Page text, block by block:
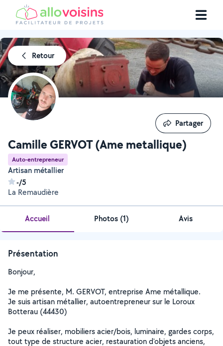
Retour
Camille GERVOT (Ame metallique)
Auto-entrepreneur
Artisan métallier
-/5
La Remaudière
Partager
Partager
Accueil Photos (1) Avis
Présentation
Bonjour,
Je me présente, M. GERVOT, entreprise Ame métallique.
Je suis artisan métallier, autoentrepreneur sur le Loroux
Botterau (44430)
Je peux réaliser, mobiliers acier/bois, luminaire, gardes corps,
tout type de structure acier, restauration d'objets anciens,